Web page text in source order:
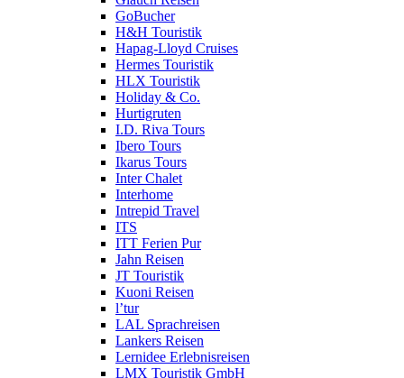
GoBucher
H&H Touristik
Hapag-Lloyd Cruises
Hermes Touristik
HLX Touristik
Holiday & Co.
Hurtigruten
I.D. Riva Tours
Ibero Tours
Ikarus Tours
Inter Chalet
Interhome
Intrepid Travel
ITS
ITT Ferien Pur
Jahn Reisen
JT Touristik
Kuoni Reisen
l’tur
LAL Sprachreisen
Lankers Reisen
Lernidee Erlebnisreisen
LMX Touristik GmbH